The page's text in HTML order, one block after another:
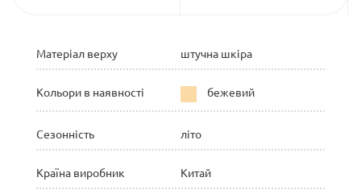
Матеріал верху штучна шкіра
Кольори в наявності бежевий
Сезонність літо
Країна виробник Китай